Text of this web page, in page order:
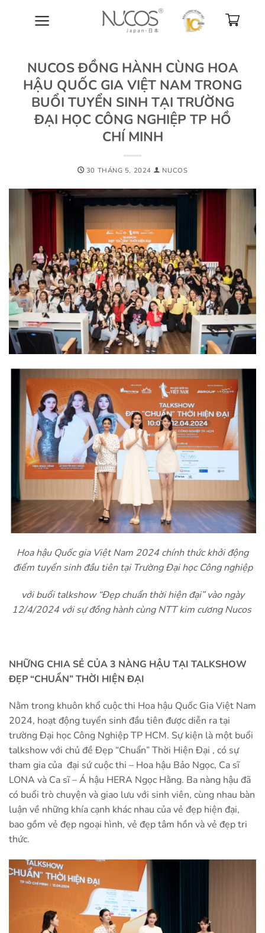
NUCOS ĐỒNG HÀNH CÙNG HOA
HẬU QUỐC GIA VIỆT NAM TRONG
BUỔI TUYỂN SINH TẠI TRƯỜNG
ĐẠI HỌC CÔNG NGHIỆP TP HỒ
CHÍ MINH
30 THÁNG 5, 2024 NUCOS
Hoa hậu Quốc gia Việt Nam 2024 chính thức khởi động
điểm tuyển sinh đầu tiên tại Trường Đại học Công nghiệp
với buổi talkshow “Đẹp chuẩn thời hiện đại” vào ngày
12/4/2024 với sự đồng hành cùng NTT kim cương Nucos
NHỮNG CHIA SẺ CỦA 3 NÀNG HẬU TẠI TALKSHOW
ĐẸP “CHUẨN” THỜI HIỆN ĐẠI
Nằm trong khuôn khổ cuộc thi Hoa hậu Quốc Gia Việt Nam
2024, hoạt động tuyển sinh đầu tiên được diễn ra tại
trường Đại học Công Nghiệp TP HCM. Sự kiện là một buổi
talkshow với chủ đề Đẹp “Chuẩn” Thời Hiện Đại , có sự
tham gia của đại sứ cuộc thi – Hoa hậu Bảo Ngọc, Ca sĩ
LONA và Ca sĩ – Á hậu HERA Ngọc Hằng. Ba nàng hậu đã
có buổi trò chuyện và giao lưu với sinh viên, cùng nhau bàn
luận về những khía cạnh khác nhau của vẻ đẹp hiện đại,
bao gồm vẻ đẹp ngoại hình, vẻ đẹp tâm hồn và vẻ đẹp tri
thức.